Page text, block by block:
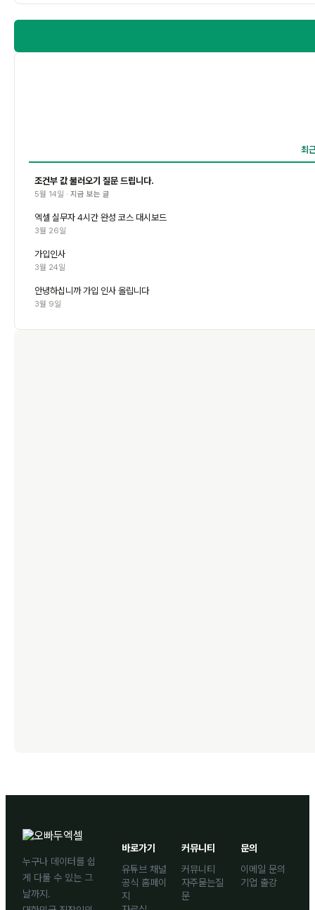
최
조건부 값 불러오기 질문 드립니다.
5월 14일 · 지금 보는 글
엑셀 실무자 4시간 완성 코스 대시보드
3월 26일
가입인사
3월 24일
안녕하십니까 가입 인사 올립니다
3월 9일
누구나 데이터를 쉽
게 다룰 수 있는 그
날까지.
바로가기
유튜브 채널
공식 홈페이
지
커뮤니티
커뮤니티
자주묻는질
문
문의
이메일 문의
기업 출강